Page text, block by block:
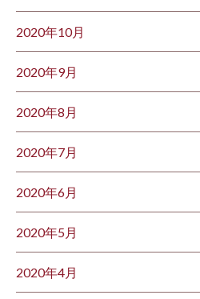
2020年10月
2020年9月
2020年8月
2020年7月
2020年6月
2020年5月
2020年4月